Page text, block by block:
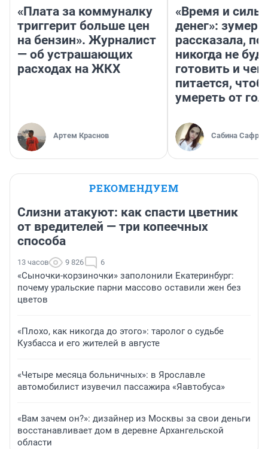
«Плата за коммуналку
триггерит больше цен
на бензин». Журналист
— об устрашающих
расходах на ЖКХ
Артем Краснов
«Время и
денег»:
рассказала,
никогда не
готовить и чем
питается,
умереть от
Сабина
РЕКОМЕНДУЕМ
Слизни атакуют: как спасти цветник
от вредителей — три копеечных
способа
13 часов 9 826 6
«Сыночки-корзиночки» заполонили Екатеринбург:
почему уральские парни массово оставили жен без
цветов
«Плохо, как никогда до этого»: таролог о судьбе
Кузбасса и его жителей в августе
«Четыре месяца больничных»: в Ярославле
автомобилист изувечил пассажира «Яавтобуса»
«Вам зачем он?»: дизайнер из Москвы за свои деньги
восстанавливает дом в деревне Архангельской
области